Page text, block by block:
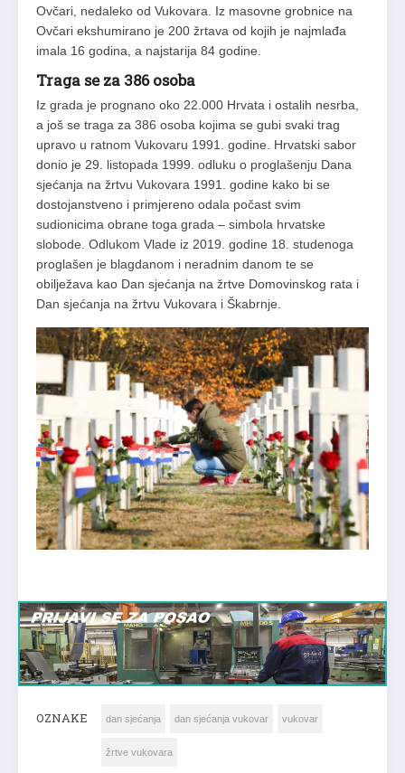
Ovčari, nedaleko od Vukovara. Iz masovne grobnice na
Ovčari ekshumirano je 200 žrtava od kojih je najmlađa
imala 16 godina, a najstarija 84 godine.
Traga se za 386 osoba
Iz grada je prognano oko 22.000 Hrvata i ostalih nesrba,
a još se traga za 386 osoba kojima se gubi svaki trag
upravo u ratnom Vukovaru 1991. godine. Hrvatski sabor
donio je 29. listopada 1999. odluku o proglašenju Dana
sjećanja na žrtvu Vukovara 1991. godine kako bi se
dostojanstveno i primjereno odala počast svim
sudionicima obrane toga grada – simbola hrvatske
slobode. Odlukom Vlade iz 2019. godine 18. studenoga
proglašen je blagdanom i neradnim danom te se
obilježava kao Dan sjećanja na žrtve Domovinskog rata i
Dan sjećanja na žrtvu Vukovara i Škabrnje.
OZNAKE dan sjećanja dan sjećanja vukovar vukovar
žrtve vukovara